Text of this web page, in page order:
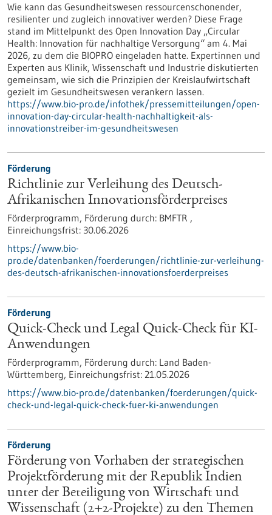
Wie kann das Gesundheitswesen ressourcenschonender,
resilienter und zugleich innovativer werden? Diese Frage
stand im Mittelpunkt des Open Innovation Day „Circular
Health: Innovation für nachhaltige Versorgung“ am 4. Mai
2026, zu dem die BIOPRO eingeladen hatte. Expertinnen und
Experten aus Klinik, Wissenschaft und Industrie diskutierten
gemeinsam, wie sich die Prinzipien der Kreislaufwirtschaft
gezielt im Gesundheitswesen verankern lassen.
https://www.bio-pro.de/infothek/pressemitteilungen/open-
innovation-day-circular-health-nachhaltigkeit-als-
innovationstreiber-im-gesundheitswesen
Förderung
Richtlinie zur Verleihung des Deutsch-
Afrikanischen Innovationsförderpreises
Förderprogramm, Förderung durch: BMFTR ,
Einreichungsfrist: 30.06.2026
https://www.bio-
pro.de/datenbanken/foerderungen/richtlinie-zur-verleihung-
des-deutsch-afrikanischen-innovationsfoerderpreises
Förderung
Quick-Check und Legal Quick-Check für KI-
Anwendungen
Förderprogramm, Förderung durch: Land Baden-
Württemberg, Einreichungsfrist: 21.05.2026
https://www.bio-pro.de/datenbanken/foerderungen/quick-
check-und-legal-quick-check-fuer-ki-anwendungen
Förderung
Förderung von Vorhaben der strategischen
Projektförderung mit der Republik Indien
unter der Beteiligung von Wirtschaft und
Wissenschaft (2+2-Projekte) zu den Themen